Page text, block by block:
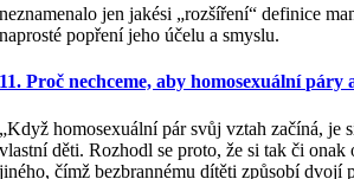
neznamenalo jen jakési „rozšíření“ definice
naprosté popření jeho účelu a smyslu.
11. Proč nechceme, aby homosexuální páry
„Když homosexuální pár svůj vztah začíná, je
vlastní děti. Rozhodl se proto, že si tak či onak
jiného, čímž bezbrannému dítěti způsobí dvojí